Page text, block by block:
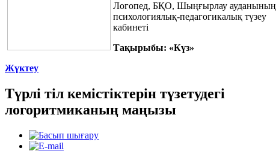
Логопед, БҚО, Шыңғырлау ауданының
психологиялық-педагогикалық түзеу
кабинеті
Тақырыбы: «Күз»
Жүктеу
Түрлі тіл кемістіктерін түзетудегі
логоритмиканың маңызы